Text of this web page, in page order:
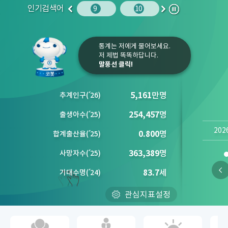
인기검색어
이
10 청소년 9 10 1
다
정
통계는 저에게 물어보세요.
저 제법 똑똑하답니다.
말풍선 클릭!
추계인구(´26) 5,161만명
출생아수(´25) 254,457명
합계출산율(´25) 0.800명
사망자수(´25) 363,389명
기대수명(´24) 83.7세
관심지표설정